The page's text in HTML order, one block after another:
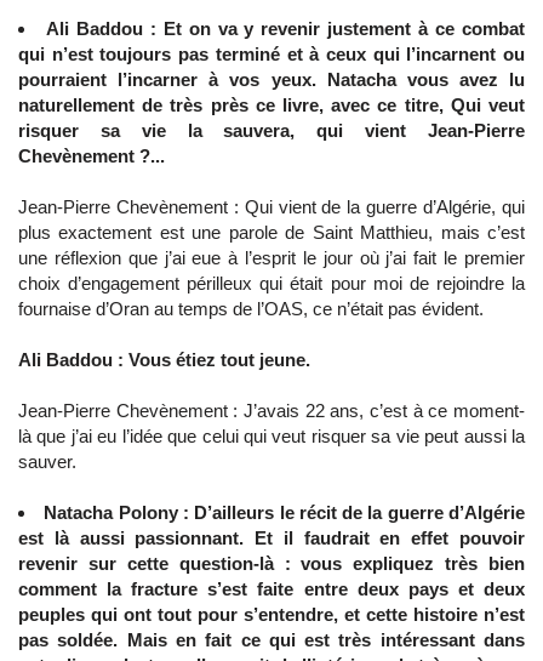
Ali Baddou : Et on va y revenir justement à ce combat
qui n’est toujours pas terminé et à ceux qui l’incarnent ou
pourraient l’incarner à vos yeux. Natacha vous avez lu
naturellement de très près ce livre, avec ce titre, Qui veut
risquer sa vie la sauvera, qui vient Jean-Pierre
Chevènement ?...
Jean-Pierre Chevènement : Qui vient de la guerre d’Algérie, qui
plus exactement est une parole de Saint Matthieu, mais c’est
une réflexion que j’ai eue à l’esprit le jour où j’ai fait le premier
choix d’engagement périlleux qui était pour moi de rejoindre la
fournaise d’Oran au temps de l’OAS, ce n’était pas évident.
Ali Baddou : Vous étiez tout jeune.
Jean-Pierre Chevènement : J’avais 22 ans, c’est à ce moment-
là que j’ai eu l’idée que celui qui veut risquer sa vie peut aussi la
sauver.
Natacha Polony : D’ailleurs le récit de la guerre d’Algérie
est là aussi passionnant. Et il faudrait en effet pouvoir
revenir sur cette question-là : vous expliquez très bien
comment la fracture s’est faite entre deux pays et deux
peuples qui ont tout pour s’entendre, et cette histoire n’est
pas soldée. Mais en fait ce qui est très intéressant dans